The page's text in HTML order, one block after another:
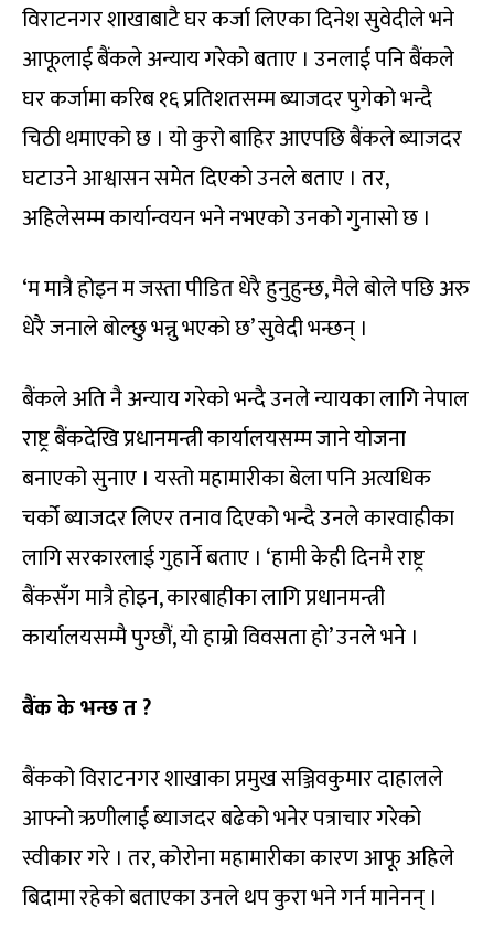
विराटनगर शाखाबाटै घर कर्जा लिएका दिनेश सुवेदीले भने
आफूलाई बैंकले अन्याय गरेको बताए । उनलाई पनि बैंकले
घर कर्जामा करिब १६ प्रतिशतसम्म ब्याजदर पुगेको भन्दै
चिठी थमाएको छ । यो कुरो बाहिर आएपछि बैंकले ब्याजदर
घटाउने आश्वासन समेत दिएको उनले बताए । तर,
अहिलेसम्म कार्यान्वयन भने नभएको उनको गुनासो छ ।
‘म मात्रै होइन म जस्ता पीडित धेरै हुनुहुन्छ, मैले बोले पछि अरु
धेरै जनाले बोल्छु भन्नु भएको छ’ सुवेदी भन्छन् ।
बैंकले अति नै अन्याय गरेको भन्दै उनले न्यायका लागि नेपाल
राष्ट्र बैंकदेखि प्रधानमन्त्री कार्यालयसम्म जाने योजना
बनाएको सुनाए । यस्तो महामारीका बेला पनि अत्यधिक
चर्को ब्याजदर लिएर तनाव दिएको भन्दै उनले कारवाहीका
लागि सरकारलाई गुहार्ने बताए । ‘हामी केही दिनमै राष्ट्र
बैंकसँग मात्रै होइन, कारबाहीका लागि प्रधानमन्त्री
कार्यालयसम्मै पुग्छौं, यो हाम्रो विवसता हो’ उनले भने ।
बैंक के भन्छ त ?
बैंकको विराटनगर शाखाका प्रमुख सञ्जिवकुमार दाहालले
आफ्नो ऋणीलाई ब्याजदर बढेको भनेर पत्राचार गरेको
स्वीकार गरे । तर, कोरोना महामारीका कारण आफू अहिले
बिदामा रहेको बताएका उनले थप कुरा भने गर्न मानेनन् ।